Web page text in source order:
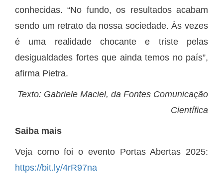
conhecidas. “No fundo, os resultados acabam
sendo um retrato da nossa sociedade. Às vezes
é uma realidade chocante e triste pelas
desigualdades fortes que ainda temos no país”,
afirma Pietra.
Texto: Gabriele Maciel, da Fontes Comunicação
Científica
Saiba mais
Veja como foi o evento Portas Abertas 2025:
https://bit.ly/4rR97na